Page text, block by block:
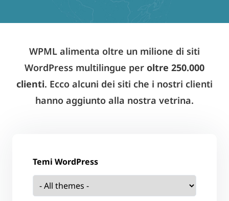
WPML alimenta oltre un milione di siti
WordPress multilingue per oltre 250.000
clienti. Ecco alcuni dei siti che i nostri clienti
hanno aggiunto alla nostra vetrina.
Temi WordPress